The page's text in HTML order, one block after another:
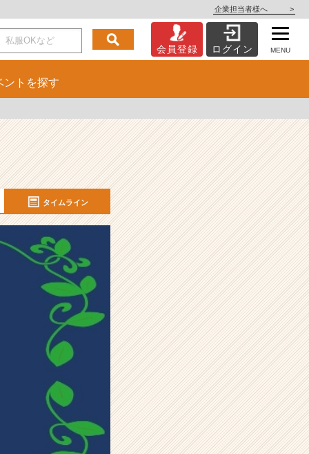
企業担当者様へ >
会員登録 ログイン MENU
ント を探す
タイムライン